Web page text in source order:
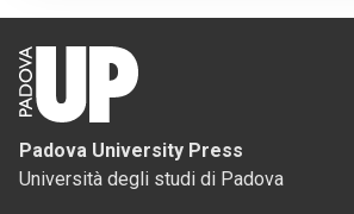
Padova University Press
Università degli studi di Padova